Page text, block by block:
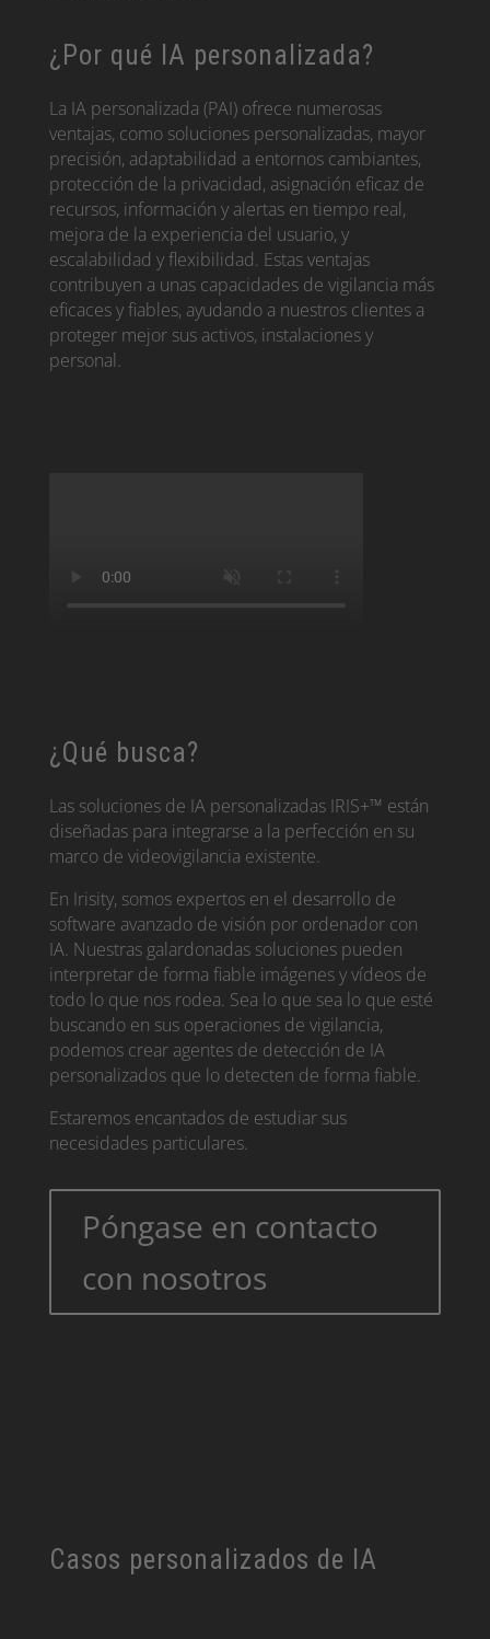
¿Por qué IA personalizada?
La IA personalizada (PAI) ofrece numerosas
ventajas, como soluciones personalizadas, mayor
precisión, adaptabilidad a entornos cambiantes,
protección de la privacidad, asignación eficaz de
recursos, información y alertas en tiempo real,
mejora de la experiencia del usuario, y
escalabilidad y flexibilidad. Estas ventajas
contribuyen a unas capacidades de vigilancia más
eficaces y fiables, ayudando a nuestros clientes a
proteger mejor sus activos, instalaciones y
personal.
¿Qué busca?
Las soluciones de IA personalizadas IRIS+™ están
diseñadas para integrarse a la perfección en su
marco de videovigilancia existente.
En Irisity, somos expertos en el desarrollo de
software avanzado de visión por ordenador con
IA. Nuestras galardonadas soluciones pueden
interpretar de forma fiable imágenes y vídeos de
todo lo que nos rodea. Sea lo que sea lo que esté
buscando en sus operaciones de vigilancia,
podemos crear agentes de detección de IA
personalizados que lo detecten de forma fiable.
Estaremos encantados de estudiar sus
necesidades particulares.
Póngase en contacto
con nosotros
Casos personalizados de IA